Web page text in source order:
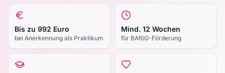
Bis zu 992 Euro
bei Anerkennung als Praktikum
Mind. 12 Wochen
für BAföG-Förderung